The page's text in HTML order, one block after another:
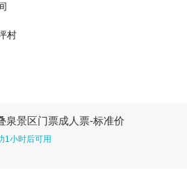
村
泉景区门票成人票-标准价
1小时后可用